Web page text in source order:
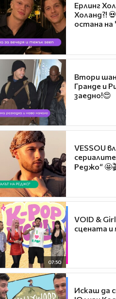
Ерлинг
Холанд?!
остана на
Втори
Гранде и
заедно!😍
VESSOU
Реджо“
07:50
VOID &
сцената
Искаш да